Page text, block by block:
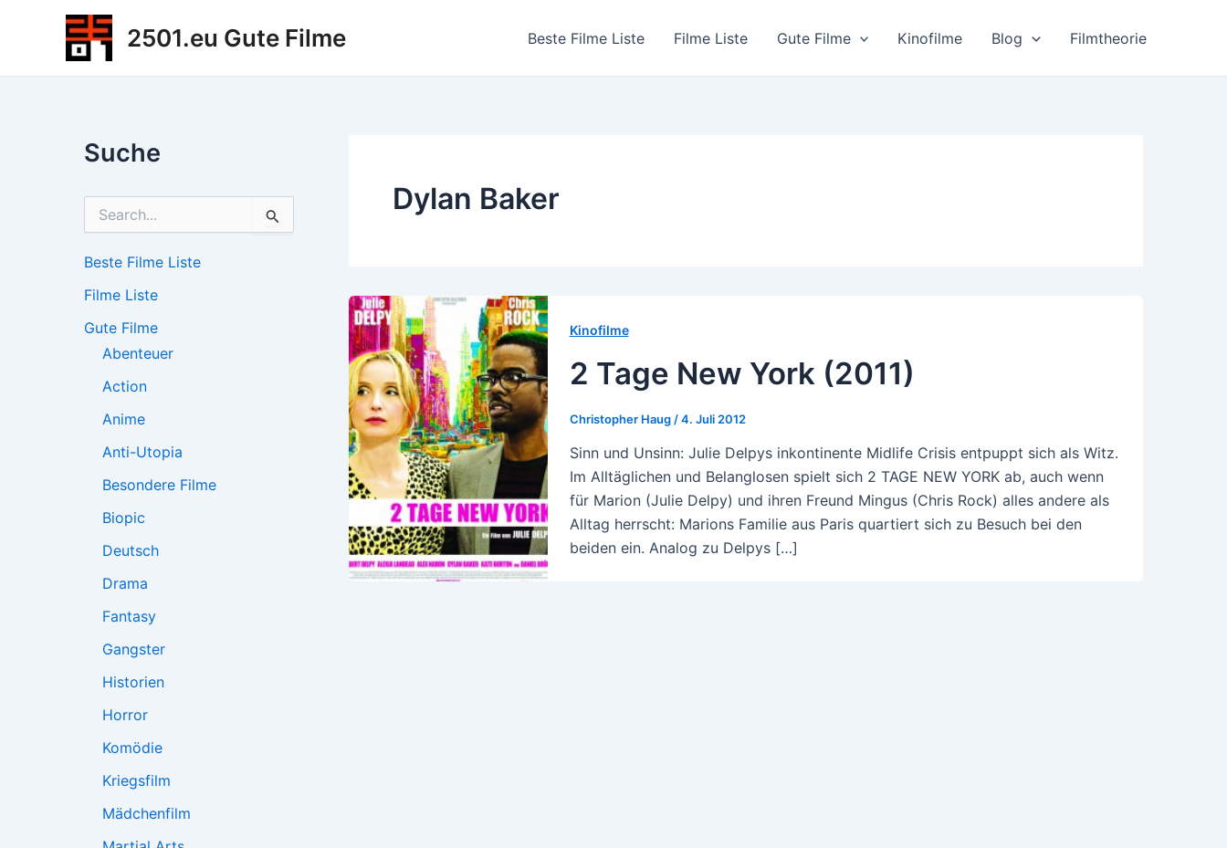
2501.eu Gute Filme Beste Filme Liste Filme Liste Gute Filme Kinofilme Blog Filmtheorie
Suche
h
n
a
Beste Filme Liste
Filme Liste
Gute Filme
Abenteuer
Action
Anime
Anti-Utopia
Besondere Filme
Biopic
Deutsch
Drama
Fantasy
Gangster
Historien
Horror
Komödie
Kriegsfilm
Mädchenfilm
Dylan Baker
Kinofilme
2 Tage New York (2011)
Christopher Haug /4. Juli 2012
Sinn und Unsinn: Julie Delpys inkontinente Midlife Crisis entpuppt sich als Witz.
Im Alltäglichen und Belanglosen spielt sich 2 TAGE NEW YORK ab, auch wenn
für Marion (Julie Delpy) und ihren Freund Mingus (Chris Rock) alles andere als
Alltag herrscht: Marions Familie aus Paris quartiert sich zu Besuch bei den
beiden ein. Analog zu Delpys […]